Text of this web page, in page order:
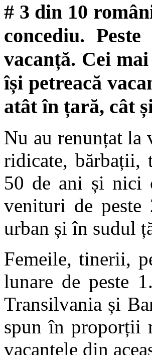
# 3 din 10
concediu.
vacanță. Cei
își petreacă
atât în țară, cât
Nu au renunțat la
ridicate, bărbații,
50 de ani și nici
venituri de
urban și în sudul
Femeile, tinerii,
lunare de peste
Transilvania și
spun în proporții
vacanțele din